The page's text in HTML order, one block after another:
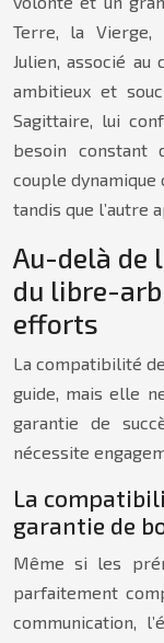
Terre, la Vierge,
Julien, associé
ambitieux et
Sagittaire, lui
besoin constant
couple dynamique
tandis que l’autre
Au-delà de
du libre-
efforts
La compatibilité
guide, mais elle
garantie de
nécessite
La
garantie de
Même si les
parfaitement
communication,